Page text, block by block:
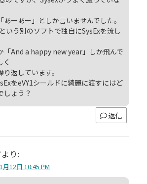
ーあー」としか言いませんでした。
いう別のソフトで独自にSysExを流し
「And a happy new year」しか飛んで
く
返しています。
をeVY1シールドに綺麗に渡すにはど
しょう？
返信
より:
月12日 10:45 PM